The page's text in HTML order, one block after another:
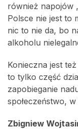
również napojów
Polsce nie jest to
nic to nie da, bo
alkoholu
Konieczna jest
to tylko część
zapobieganie
społeczeństwo,
Zbigniew